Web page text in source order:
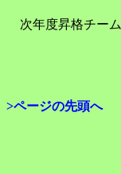
次年度昇格チーム
>ページの先頭へ